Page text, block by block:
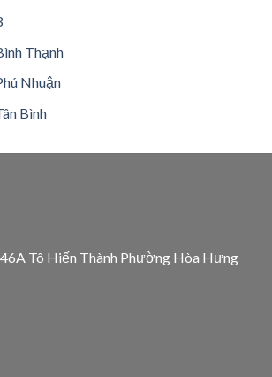
Thạnh
Nhuận
Bình
Tô Hiến Thành Phường Hòa Hưng